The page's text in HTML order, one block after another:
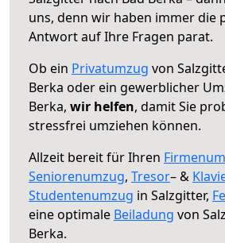
uns, denn wir haben immer die
Antwort auf Ihre Fragen parat.
Ob ein Privatumzug von
Berka oder ein gewerblicher
Berka, wir helfen, damit Sie
stressfrei umziehen können.
Allzeit bereit für Ihren
Seniorenumzug, Tresor– &
Studentenumzug in Salzgitter,
eine optimale Beiladung von
Berka.